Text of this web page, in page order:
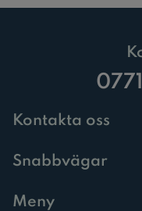
Kontakta oss
Snabbvägar
Meny